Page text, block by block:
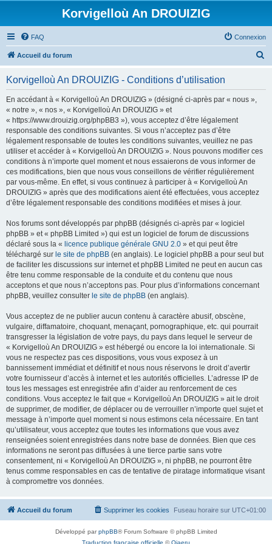
Korvigelloù An DROUIZIG
FAQ Connexion
Accueil du forum
Korvigelloù An DROUIZIG - Conditions d’utilisation
En accédant à « Korvigelloù An DROUIZIG » (désigné ci-après par « nous »,
« notre », « nos », « Korvigelloù An DROUIZIG » et
« https://www.drouizig.org/phpBB3 »), vous acceptez d’être légalement
responsable des conditions suivantes. Si vous n’acceptez pas d’être
légalement responsable de toutes les conditions suivantes, veuillez ne pas
utiliser et accéder à « Korvigelloù An DROUIZIG ». Nous pouvons modifier ces
conditions à n’importe quel moment et nous essaierons de vous informer de
ces modifications, bien que nous vous conseillons de vérifier régulièrement
par vous-même. En effet, si vous continuez à participer à « Korvigelloù An
DROUIZIG » après que des modifications aient été effectuées, vous acceptez
d’être légalement responsable des conditions modifiées et mises à jour.
Nos forums sont développés par phpBB (désignés ci-après par « logiciel
phpBB » et « phpBB Limited ») qui est un logiciel de forum de discussions
déclaré sous la « licence publique générale GNU 2.0 » et qui peut être
téléchargé sur le site de phpBB (en anglais). Le logiciel phpBB a pour seul but
de faciliter les discussions sur internet et phpBB Limited ne peut en aucun cas
être tenu comme responsable de la conduite et du contenu que nous
acceptons et que nous n’acceptons pas. Pour plus d’informations concernant
phpBB, veuillez consulter le site de phpBB (en anglais).
Vous acceptez de ne publier aucun contenu à caractère abusif, obscène,
vulgaire, diffamatoire, choquant, menaçant, pornographique, etc. qui pourrait
transgresser la législation de votre pays, du pays dans lequel le serveur de
« Korvigelloù An DROUIZIG » est hébergé ou encore la loi internationale. Si
vous ne respectez pas ces dispositions, vous vous exposez à un
bannissement immédiat et définitif et nous nous réservons le droit d’avertir
votre fournisseur d’accès à internet et les autorités officielles. L’adresse IP de
tous les messages est enregistrée afin d’aider au renforcement de ces
conditions. Vous acceptez le fait que « Korvigelloù An DROUIZIG » ait le droit
de supprimer, de modifier, de déplacer ou de verrouiller n’importe quel sujet et
message à n’importe quel moment si nous estimons cela nécessaire. En tant
qu’utilisateur, vous acceptez que toutes les informations que vous avez
renseignées soient enregistrées dans notre base de données. Bien que ces
informations ne seront pas diffusées à une tierce partie sans votre
consentement, ni « Korvigelloù An DROUIZIG », ni phpBB, ne pourront être
tenus comme responsables en cas de tentative de piratage informatique visant
à compromettre vos données.
Accueil du forum Fuseau horaire sur UTC+01:00
Supprimer les cookies
Développé parphpBB® Forum Software © phpBB Limited
Traduction française officielle ©Qiaeru